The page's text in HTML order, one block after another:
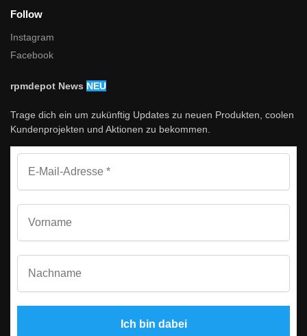
Follow
Instagram
Facebook
rpmdepot News NEU
Trage dich ein um zukünftig Updates zu neuen Produkten, coolen
Kundenprojekten und Aktionen zu bekommen.